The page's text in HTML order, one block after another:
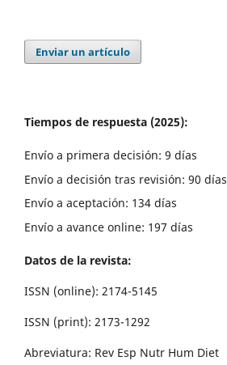
Enviar un artículo
Tiempos de respuesta (2025):
Envío a primera decisión: 9 días
Envío a decisión tras revisión: 90 días
Envío a aceptación: 134 días
Envío a avance online: 197 días
Datos de la revista:
ISSN (online): 2174-5145
ISSN (print): 2173-1292
Abreviatura: Rev Esp Nutr Hum Diet